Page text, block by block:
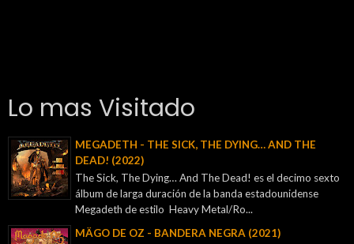
Lo mas Visitado
MEGADETH - THE SICK, THE DYING… AND THE
DEAD! (2022)
The Sick, The Dying… And The Dead! es el decimo sexto
álbum de larga duración de la banda estadounidense
Megadeth de estilo Heavy Metal/Ro...
MÄGO DE OZ - BANDERA NEGRA (2021)